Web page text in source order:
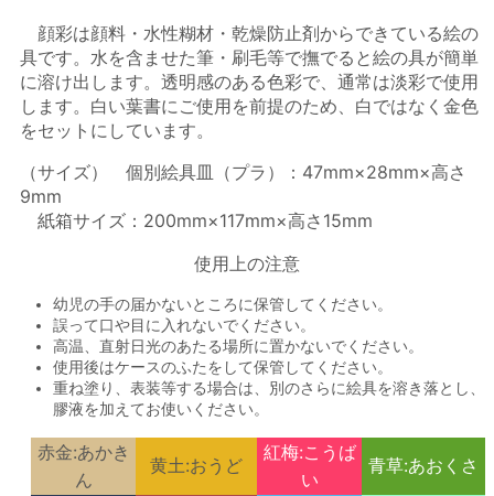
顔彩は顔料・水性糊材・乾燥防止剤からできている絵の
具です。水を含ませた筆・刷毛等で撫でると絵の具が簡単
に溶け出します。透明感のある色彩で、通常は淡彩で使用
します。白い葉書にご使用を前提のため、白ではなく金色
をセットにしています。
（サイズ） 個別絵具皿（プラ）：47mm×28mm×高さ
9mm
紙箱サイズ：200mm×117mm×高さ15mm
使用上の注意
幼児の手の届かないところに保管してください。
誤って口や目に入れないでください。
高温、直射日光のあたる場所に置かないでください。
使用後はケースのふたをして保管してください。
重ね塗り、表装等する場合は、別のさらに絵具を溶き落とし、
膠液を加えてお使いください。
赤金:あかき
ん
黄土:おうど
紅梅:こうば
い
青草:あおくさ